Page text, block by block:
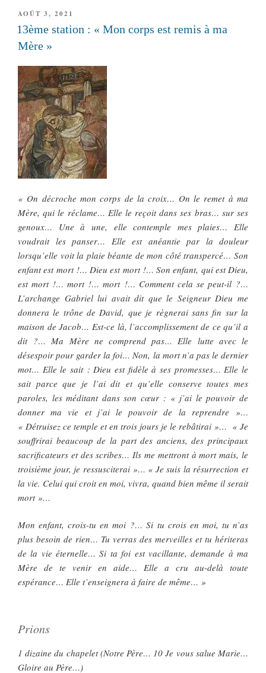
PUBLIÉ
LE
AOÛT 3, 2021
13ème station : « Mon corps est remis à ma
Mère »
« On décroche mon corps de la croix… On le remet à ma
Mère, qui le réclame… Elle le reçoit dans ses bras… sur ses
genoux… Une à une, elle contemple mes plaies… Elle
voudrait les panser… Elle est anéantie par la douleur
lorsqu’elle voit la plaie béante de mon côté transpercé… Son
enfant est mort !… Dieu est mort !… Son enfant, qui est Dieu,
est mort !… mort !… mort !… Comment cela se peut-il ?…
L’archange Gabriel lui avait dit que le Seigneur Dieu me
donnera le trône de David, que je règnerai sans fin sur la
maison de Jacob… Est-ce là, l’accomplissement de ce qu’il a
dit ?… Ma Mère ne comprend pas… Elle lutte avec le
désespoir pour garder la foi… Non, la mort n’a pas le dernier
mot… Elle le sait : Dieu est fidèle à ses promesses… Elle le
sait parce que je l’ai dit et qu’elle conserve toutes mes
paroles, les méditant dans son cœur : « j’ai le pouvoir de
donner ma vie et j’ai le pouvoir de la reprendre »…
« Détruisez ce temple et en trois jours je le rebâtirai »… « Je
souffrirai beaucoup de la part des anciens, des principaux
sacrificateurs et des scribes… Ils me mettront à mort mais, le
troisième jour, je ressusciterai »… « Je suis la résurrection et
la vie. Celui qui croit en moi, vivra, quand bien même il serait
mort »…
Mon enfant, crois-tu en moi ?… Si tu crois en moi, tu n’as
plus besoin de rien… Tu verras des merveilles et tu hériteras
de la vie éternelle… Si ta foi est vacillante, demande à ma
Mère de te venir en aide… Elle a cru au-delà toute
espérance… Elle t’enseignera à faire de même… »
Prions
1 dizaine du chapelet (Notre Père… 10 Je vous salue Marie…
Gloire au Père…)